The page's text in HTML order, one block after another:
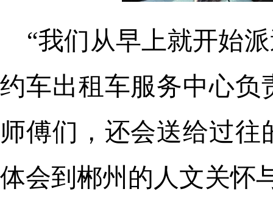
“我们从早上就开始
约车出租车服务中心负
师傅们，还会送给过
体会到郴州的人文关怀